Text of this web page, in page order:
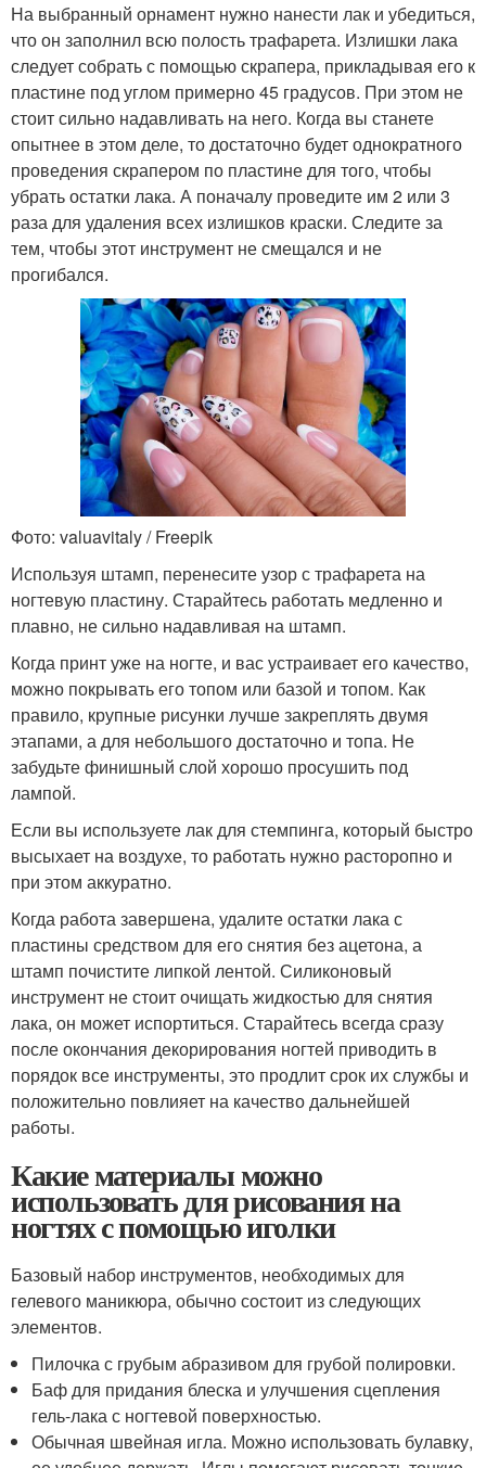
На выбранный орнамент нужно нанести лак и убедиться,
что он заполнил всю полость трафарета. Излишки лака
следует собрать с помощью скрапера, прикладывая его к
пластине под углом примерно 45 градусов. При этом не
стоит сильно надавливать на него. Когда вы станете
опытнее в этом деле, то достаточно будет однократного
проведения скрапером по пластине для того, чтобы
убрать остатки лака. А поначалу проведите им 2 или 3
раза для удаления всех излишков краски. Следите за
тем, чтобы этот инструмент не смещался и не
прогибался.
Фото: valuavitaly / Freepik
Используя штамп, перенесите узор с трафарета на
ногтевую пластину. Старайтесь работать медленно и
плавно, не сильно надавливая на штамп.
Когда принт уже на ногте, и вас устраивает его качество,
можно покрывать его топом или базой и топом. Как
правило, крупные рисунки лучше закреплять двумя
этапами, а для небольшого достаточно и топа. Не
забудьте финишный слой хорошо просушить под
лампой.
Если вы используете лак для стемпинга, который быстро
высыхает на воздухе, то работать нужно расторопно и
при этом аккуратно.
Когда работа завершена, удалите остатки лака с
пластины средством для его снятия без ацетона, а
штамп почистите липкой лентой. Силиконовый
инструмент не стоит очищать жидкостью для снятия
лака, он может испортиться. Старайтесь всегда сразу
после окончания декорирования ногтей приводить в
порядок все инструменты, это продлит срок их службы и
положительно повлияет на качество дальнейшей
работы.
Какие материалы можно
использовать для рисования на
ногтях с помощью иголки
Базовый набор инструментов, необходимых для
гелевого маникюра, обычно состоит из следующих
элементов.
Пилочка с грубым абразивом для грубой полировки.
Баф для придания блеска и улучшения сцепления
гель-лака с ногтевой поверхностью.
Обычная швейная игла. Можно использовать булавку,